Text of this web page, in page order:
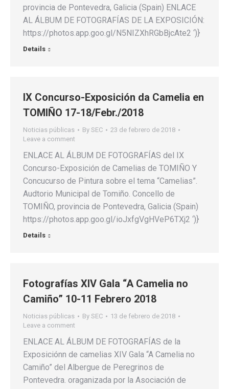
provincia de Pontevedra, Galicia (Spain) ENLACE
AL ÁLBUM DE FOTOGRAFÍAS DE LA EXPOSICIÓN:
https://photos.app.goo.gl/N5NIZXhRGbBjcAte2 ‘)}
Details
IX Concurso-Exposición da Camelia en
TOMIÑO 17-18/Febr./2018
Noticias públicas By SEC
23 de febrero de 2018
Leave a comment
ENLACE AL ÁLBUM DE FOTOGRAFÍAS del IX
Concurso-Exposición de Camelias de TOMIÑO Y
Concucurso de Pintura sobre el tema “Camelias”.
Audtorio Municipal de Tomiño. Concello de
TOMIÑO, provincia de Pontevedra, Galicia (Spain)
https://photos.app.goo.gl/ioJxfgVgHVeP6TXj2 ‘)}
Details
Fotografías XIV Gala “A Camelia no
Camiño” 10-11 Febrero 2018
Noticias públicas By SEC
13 de febrero de 2018
Leave a comment
ENLACE AL ÁLBUM DE FOTOGRAFÍAS de la
Exposiciónn de camelias XIV Gala “A Camelia no
Camiño” del Albergue de Peregrinos de
Pontevedra. oraganizada por la Asociación de